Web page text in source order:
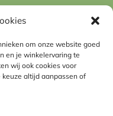
om onze website goed
en je winkelervaring te
wij ook cookies voor
altijd aanpassen of